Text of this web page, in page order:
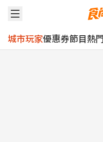
城市玩家優惠券節目熱門